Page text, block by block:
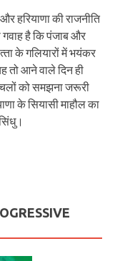
हरियाणा की राजनीति
है कि पंजाब और
के गलियारों में भयंकर
तो आने वाले दिन ही
को समझना जरूरी
के सियासी माहौल का